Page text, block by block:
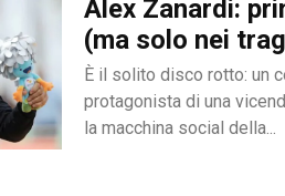
Alex Zanardi:
(ma solo nei
È il solito disco rotto: un
protagonista di una
la macchina social della...